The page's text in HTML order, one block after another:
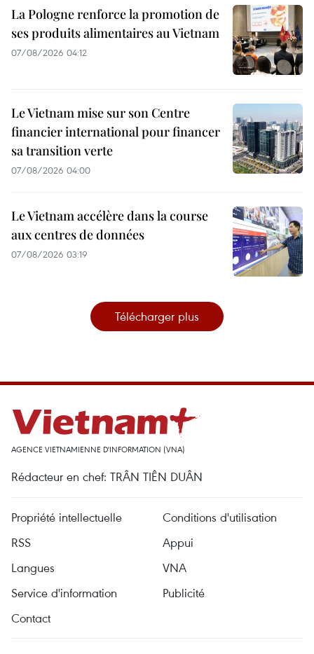
La Pologne renforce la promotion de
ses produits alimentaires au Vietnam
07/08/2026 04:12
Le Vietnam mise sur son Centre
financier international pour financer
sa transition verte
07/08/2026 04:00
Le Vietnam accélère dans la course
aux centres de données
07/08/2026 03:19
Télécharger plus
AGENCE VIETNAMIENNE D'INFORMATION (VNA)
Rédacteur en chef: TRÂN TIÊN DUÂN
Propriété intellectuelle
Conditions d'utilisation
RSS
Appui
Langues
VNA
Service d'information
Publicité
Contact